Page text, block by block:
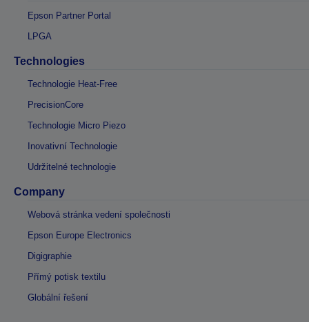
Epson Partner Portal
LPGA
Technologies
Technologie Heat-Free
PrecisionCore
Technologie Micro Piezo
Inovativní Technologie
Udržitelné technologie
Company
Webová stránka vedení společnosti
Epson Europe Electronics
Digigraphie
Přímý potisk textilu
Globální řešení